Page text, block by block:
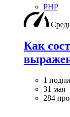
PHP
Как
1
31 мая
284